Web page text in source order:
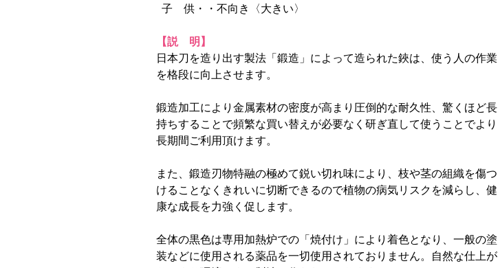
子 供・・不向き〈大きい〉
【説 明】
日本刀を造り出す製法「鍛造」によって造られた鋏は、使う人の作業
を格段に向上させます。
鍛造加工により金属素材の密度が高まり圧倒的な耐久性、驚くほど長
持ちすることで頻繁な買い替えが必要なく研ぎ直して使うことでより
長期間ご利用頂けます。
また、鍛造刃物特融の極めて鋭い切れ味により、枝や茎の組織を傷つ
けることなくきれいに切断できるので植物の病気リスクを減らし、健
康な成長を力強く促します。
全体の黒色は専用加熱炉での「焼付け」により着色となり、一般の塗
装などに使用される薬品を一切使用されておりません。自然な仕上が